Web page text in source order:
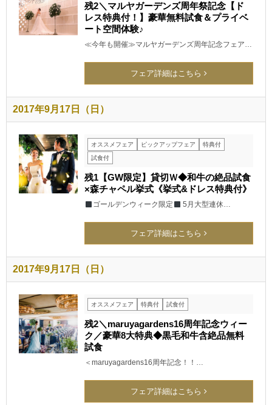
残2＼マルヤガーデンズ周年祭記念【ド
レス特典付！】豪華無料試食＆プライベ
ート空間体験♪
≪今年も開催≫マルヤガーデンズ周年記念フェア…
フェア詳細はこちら
2017年9月17日（日）
オススメフェア ピックアップフェア
特典付
試食付
残1【GW限定】貸切Ｗ◆和牛の絶品試食
×森チャペル挙式《挙式&ドレス特典付》
ゴールデンウィーク限定 5月大型連休…
フェア詳細はこちら
2017年9月17日（日）
オススメフェア 特典付 試食付
残2＼maruyagardens16周年記念ウィー
ク／豪華8大特典◆黒毛和牛含絶品無料
試食
＜maruyagardens16周年記念！！…
フェア詳細はこちら